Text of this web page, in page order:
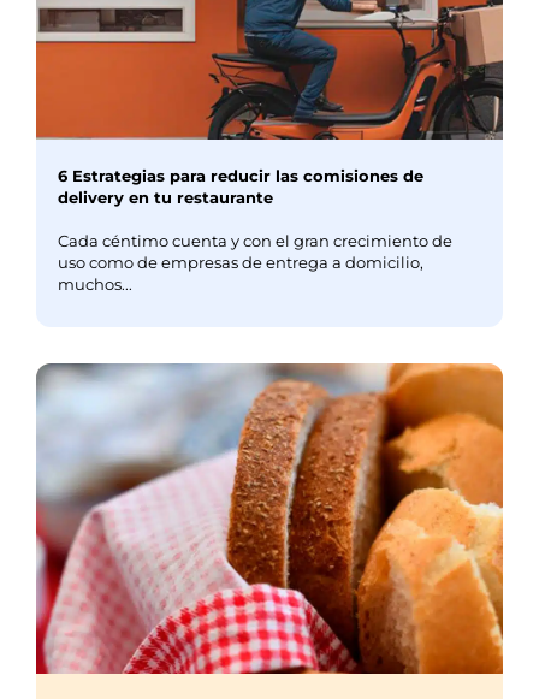
6 Estrategias para reducir las comisiones de
delivery en tu restaurante
Cada céntimo cuenta y con el gran crecimiento de
uso como de empresas de entrega a domicilio,
muchos...